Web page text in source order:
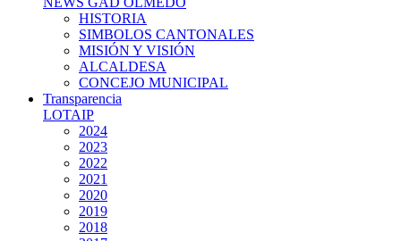
HISTORIA
SIMBOLOS CANTONALES
MISIÓN Y VISIÓN
ALCALDESA
CONCEJO MUNICIPAL
Transparencia
LOTAIP
2024
2023
2022
2021
2020
2019
2018